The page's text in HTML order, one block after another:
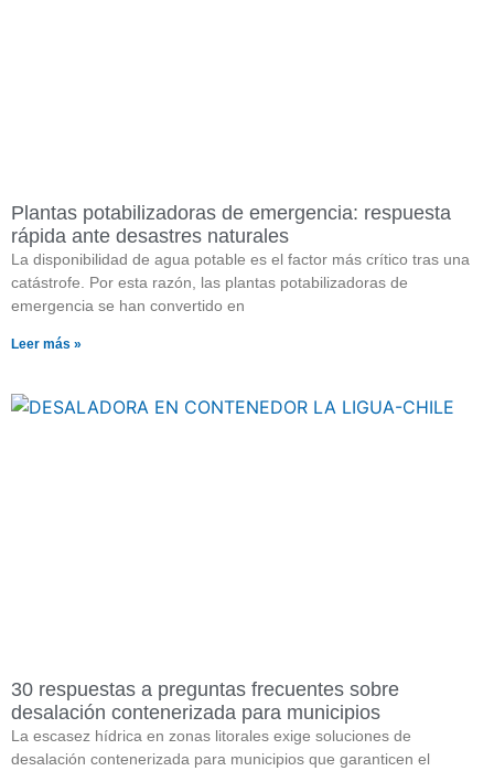
Plantas potabilizadoras de emergencia: respuesta
rápida ante desastres naturales
La disponibilidad de agua potable es el factor más crítico tras una
catástrofe. Por esta razón, las plantas potabilizadoras de
emergencia se han convertido en
Leer más »
30 respuestas a preguntas frecuentes sobre
desalación contenerizada para municipios
La escasez hídrica en zonas litorales exige soluciones de
desalación contenerizada para municipios que garanticen el